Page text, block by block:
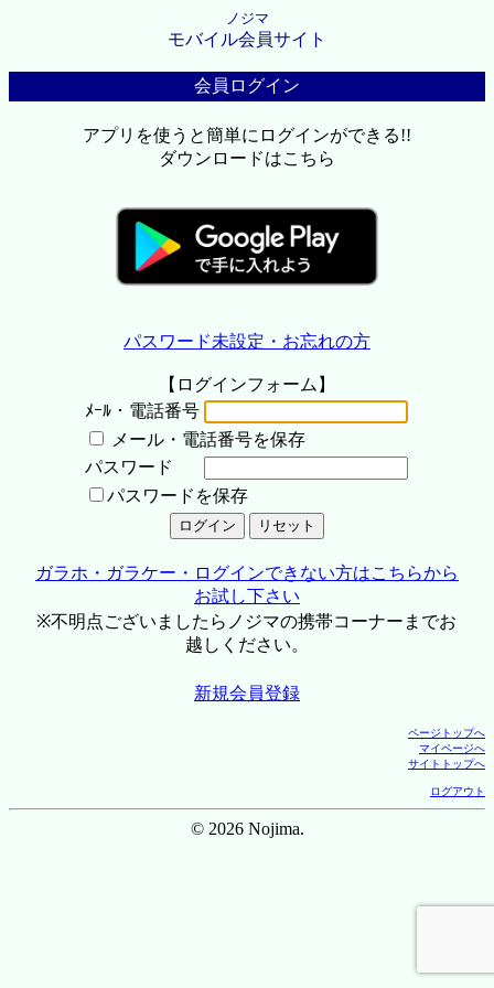
ノジマ
モバイル会員サイト
会員ログイン
アプリを使うと簡単にログインができる!!
ダウンロードはこちら
パスワード未設定・お忘れの方
【ログインフォーム】
ﾒｰﾙ・電話番号
メール・電話番号を保存
パスワード
パスワードを保存
ガラホ・ガラケー・ログインできない方はこちらから
お試し下さい
※不明点ございましたらノジマの携帯コーナーまでお
越しください。
新規会員登録
ページトップへ
マイページへ
サイトトップへ
ログアウト
© 2026 Nojima.